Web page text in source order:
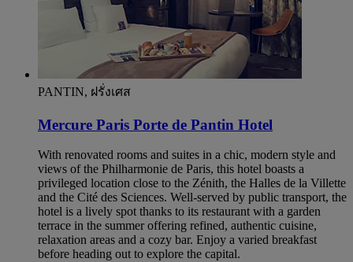
PANTIN, ฝรั่งเศส
Mercure Paris Porte de Pantin Hotel
With renovated rooms and suites in a chic, modern style and
views of the Philharmonie de Paris, this hotel boasts a
privileged location close to the Zénith, the Halles de la Villette
and the Cité des Sciences. Well-served by public transport, the
hotel is a lively spot thanks to its restaurant with a garden
terrace in the summer offering refined, authentic cuisine,
relaxation areas and a cozy bar. Enjoy a varied breakfast
before heading out to explore the capital.